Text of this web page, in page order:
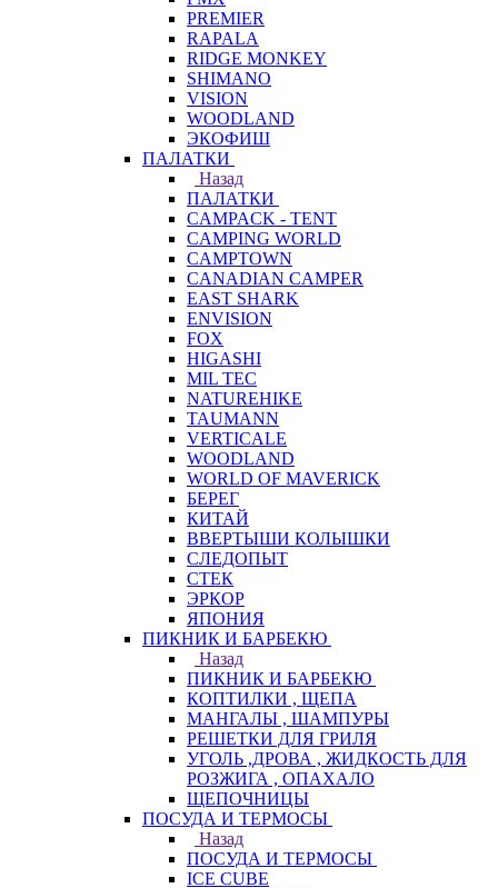
PREMIER
RAPALA
RIDGE MONKEY
SHIMANO
VISION
WOODLAND
ЭКОФИШ
ПАЛАТКИ
Назад
ПАЛАТКИ
CAMPACK - TENT
CAMPING WORLD
CAMPTOWN
CANADIAN CAMPER
EAST SHARK
ENVISION
FOX
HIGASHI
MIL TEC
NATUREHIKE
TAUMANN
VERTICALE
WOODLAND
WORLD OF MAVERICK
БЕРЕГ
КИТАЙ
ВВЕРТЫШИ КОЛЫШКИ
СЛЕДОПЫТ
СТЕК
ЭРКОР
ЯПОНИЯ
ПИКНИК И БАРБЕКЮ
Назад
ПИКНИК И БАРБЕКЮ
КОПТИЛКИ , ЩЕПА
МАНГАЛЫ , ШАМПУРЫ
РЕШЕТКИ ДЛЯ ГРИЛЯ
УГОЛЬ ,ДРОВА , ЖИДКОСТЬ ДЛЯ
РОЗЖИГА , ОПАХАЛО
ЩЕПОЧНИЦЫ
ПОСУДА И ТЕРМОСЫ
Назад
ПОСУДА И ТЕРМОСЫ
ICE CUBE